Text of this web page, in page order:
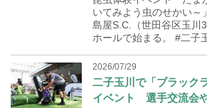
いてみよう虫のせかい～
島屋S.C.（世田谷区玉川
ホールで始まる。 #二子
2026/07/29
二子玉川で「ブラック
イベント 選手交流会